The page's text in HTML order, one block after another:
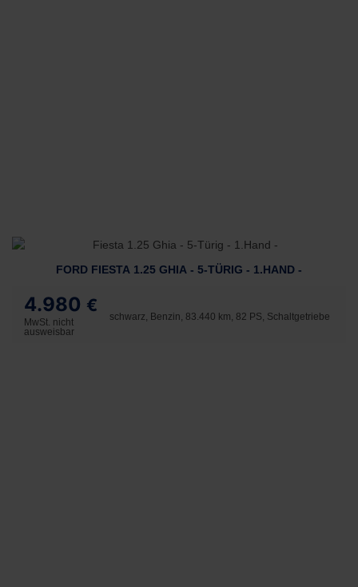
FORD FIESTA 1.25 GHIA - 5-TÜRIG - 1.HAND -
4.980 €
MwSt. nicht
ausweisbar
schwarz, Benzin, 83.440 km, 82 PS, Schaltgetriebe